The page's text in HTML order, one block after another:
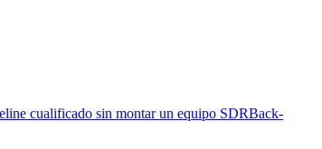
cualificado sin montar un equipo SDRBack-